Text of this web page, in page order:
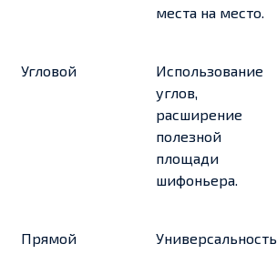
места на место.
Угловой
Использование
углов,
расширение
полезной
площади
шифоньера.
Прямой
Универсальность